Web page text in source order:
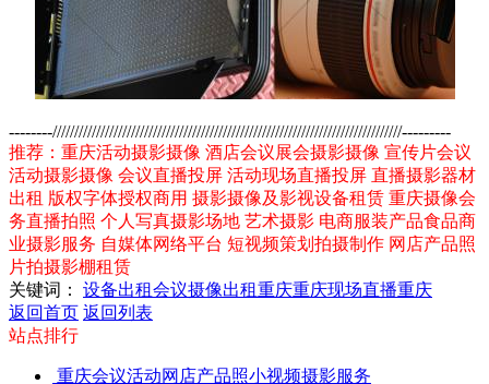
--------////////////////////////////////////////////////////////////////////////////////---------
推荐：重庆活动摄影摄像 酒店会议展会摄影摄像 宣传片会议
活动摄影摄像 会议直播投屏 活动现场直播投屏 直播摄影器材
出租 版权字体授权商用 摄影摄像及影视设备租赁 重庆摄像会
务直播拍照 个人写真摄影场地 艺术摄影 电商服装产品食品商
业摄影服务 自媒体网络平台 短视频策划拍摄制作 网店产品照
片拍摄影棚租赁
关键词：
设备出租会议摄像出租重庆重庆现场直播重庆
返回首页 返回列表
站点排行
重庆会议活动网店产品照小视频摄影服务